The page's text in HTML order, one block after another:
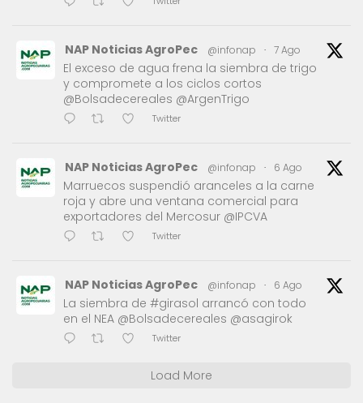
NAP Noticias AgroPec @infonap · 7 Ago
El exceso de agua frena la siembra de trigo
y compromete a los ciclos cortos
@Bolsadecereales @ArgenTrigo
Twitter
NAP Noticias AgroPec @infonap · 6 Ago
Marruecos suspendió aranceles a la carne
roja y abre una ventana comercial para
exportadores del Mercosur @IPCVA
Twitter
NAP Noticias AgroPec @infonap · 6 Ago
La siembra de #girasol arrancó con todo
en el NEA @Bolsadecereales @asagirok
Twitter
Load More